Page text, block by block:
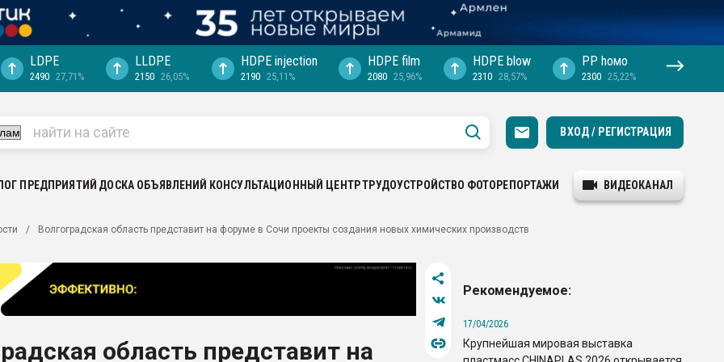
выходит на
рынке
LDPE
2490 27,71%
LLDPE
2150 26,05%
HDPE injection
2190 25,11%
HDPE film
2080 25,96%
HDPE blow
2310 28,57%
PP hомо
2300 25,22%
ВХОД / РЕГИСТРАЦИЯ
ПРЕДПРИЯТИЙ ДОСКА ОБЪЯВЛЕНИЙ КОНСУЛЬТАЦИОННЫЙ ЦЕНТРТРУДОУСТРОЙСТВО ФОТОРЕПОРТАЖИ ВИДЕОКАНАЛ
Волгоградская область представит на форуме в Сочи проекты создания новых химических производств
область представит на
Рекомендуемое:
17/04/2026
Крупнейшая мировая выставка